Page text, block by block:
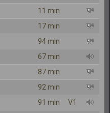
11 min
17 min
94 min
67 min
87 min
92 min
91 min
V1